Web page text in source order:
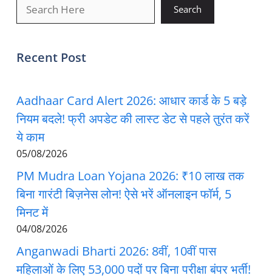
Search
Recent Post
Aadhaar Card Alert 2026: आधार कार्ड के 5 बड़े
नियम बदले! फ्री अपडेट की लास्ट डेट से पहले तुरंत करें
ये काम
05/08/2026
PM Mudra Loan Yojana 2026: ₹10 लाख तक
बिना गारंटी बिज़नेस लोन! ऐसे भरें ऑनलाइन फॉर्म, 5
मिनट में
04/08/2026
Anganwadi Bharti 2026: 8वीं, 10वीं पास
महिलाओं के लिए 53,000 पदों पर बिना परीक्षा बंपर भर्ती!